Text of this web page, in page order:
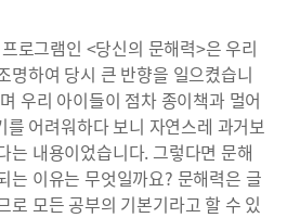
로그램인 <당신의 문해력>은 우리
명하여 당시 큰 반향을 일으켰습니
우리 아이들이 점차 종이책과 멀어
를 어려워하다 보니 자연스레 과거보
는 내용이었습니다. 그렇다면 문해
는 이유는 무엇일까요? 문해력은 글
로 모든 공부의 기본기라고 할 수 있